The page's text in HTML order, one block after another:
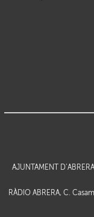
AJUNTAMENT
RÀDIO ABRERA, C.